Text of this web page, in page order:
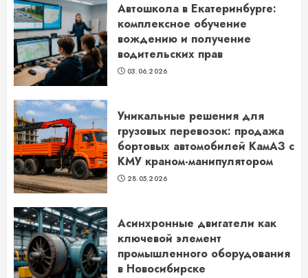
Автошкола в Екатеринбурге:
комплексное обучение
вождению и получение
водительских прав
03.06.2026
Уникальные решения для
грузовых перевозок: продажа
бортовых автомобилей КамАЗ с
КМУ краном-манипулятором
28.05.2026
Асинхронные двигатели как
ключевой элемент
промышленного оборудования
в Новосибирске